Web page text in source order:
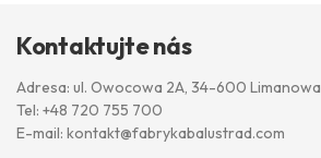
Kontaktujte nás
Adresa: ul. Owocowa 2A, 34-600 Limanowa
Tel: +48 720 755 700
E-mail: kontakt@fabrykabalustrad.com